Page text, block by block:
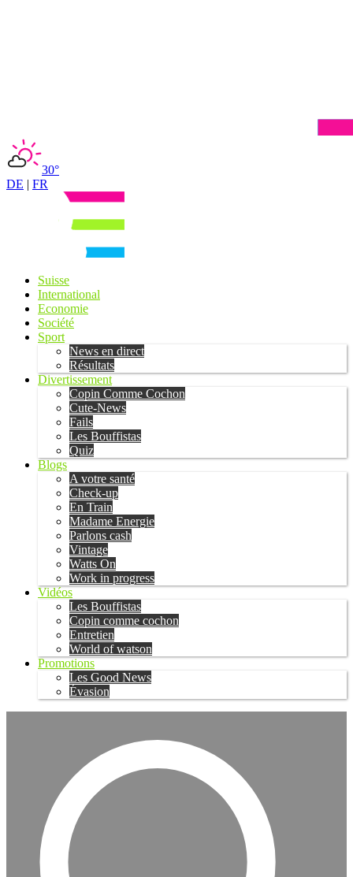
30°
DE | FR
Suisse
International
Economie
Société
Sport
News en direct
Résultats
Divertissement
Copin Comme Cochon
Cute-News
Fails
Les Bouffistas
Quiz
Blogs
A votre santé
Check-up
En Train
Madame Energie
Parlons cash
Vintage
Watts On
Work in progress
Vidéos
Les Bouffistas
Copin comme cochon
Entretien
World of watson
Promotions
Les Good News
Évasion